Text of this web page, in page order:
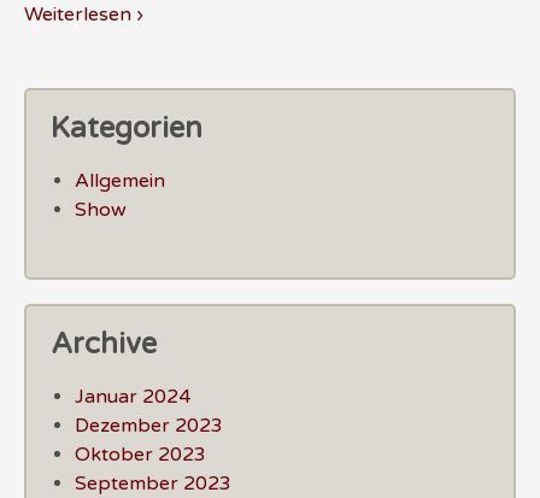
Weiterlesen ›
Kategorien
Allgemein
Show
Archive
Januar 2024
Dezember 2023
Oktober 2023
September 2023